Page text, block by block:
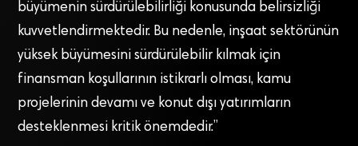
büyümenin sürdürülebilirliği konusunda belirsizliği
kuvvetlendirmektedir. Bu nedenle, inşaat sektörünün
yüksek büyümesini sürdürülebilir kılmak için
finansman koşullarının istikrarlı olması, kamu
projelerinin devamı ve konut dışı yatırımların
desteklenmesi kritik önemdedir.”